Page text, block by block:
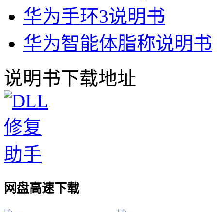
华为手环3说明书
华为智能体脂称说明书
说明书下载地址
网盘高速下载